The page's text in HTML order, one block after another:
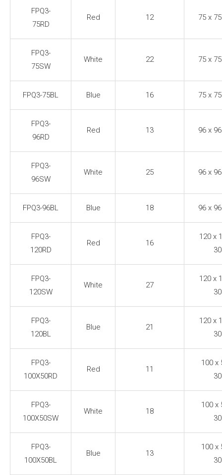
FPQ3-
75RD
Red 12 75 x
FPQ3-
75SW
White 22 75 x
FPQ3-75BL Blue 16 75 x
FPQ3-
96RD
Red 13 96 x
FPQ3-
96SW
White 25 96 x
FPQ3-96BL Blue 18 96 x
FPQ3-
120RD
Red 16
120 x
30
FPQ3-
120SW
White 27
120 x
30
FPQ3-
120BL
Blue 21
120 x
30
FPQ3-
100X50RD
Red 11
100 x
30
FPQ3-
100X50SW
White 18
100 x
30
FPQ3-
100X50BL
Blue 13
100 x
30